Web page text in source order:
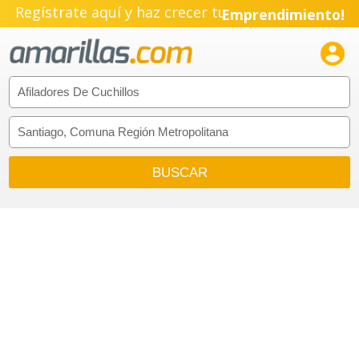
Regístrate aquí y haz crecer tuEmprendimiento!
